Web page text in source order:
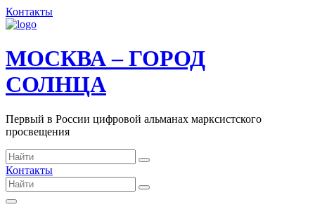
Контакты
МОСКВА – ГОРОД
СОЛНЦА
Первый в России цифровой альманах марксистского
просвещения
Контакты